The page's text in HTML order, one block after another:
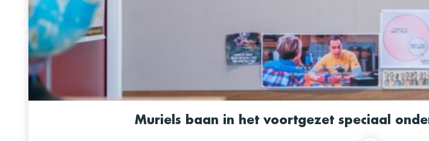
Muriels baan in het voortgezet speciaal